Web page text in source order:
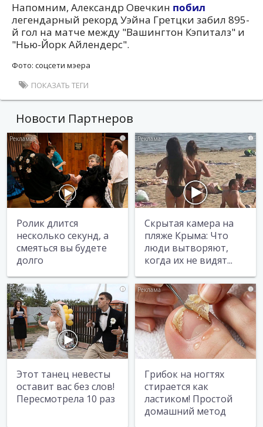
Напомним, Александр Овечкин побил
легендарный рекорд Уэйна Гретцки забил 895-
й гол на матче между "Вашингтон Кэпиталз" и
"Нью-Йорк Айлендерс".
Фото: соцсети мэера
ПОКАЗАТЬ ТЕГИ
Новости Партнеров
i
Ролик длится
несколько секунд, а
смеяться вы будете
долго
i
Скрытая камера на
пляже Крыма: Что
люди вытворяют,
когда их не видят...
i
Этот танец невесты
оставит вас без слов!
Пересмотрела 10 раз
i
Грибок на ногтях
стирается как
ластиком! Простой
домашний метод